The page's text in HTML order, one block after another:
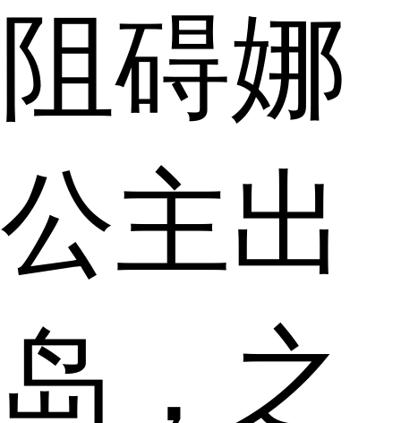
阻碍娜
公主出
岛，之